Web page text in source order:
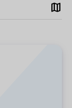
map